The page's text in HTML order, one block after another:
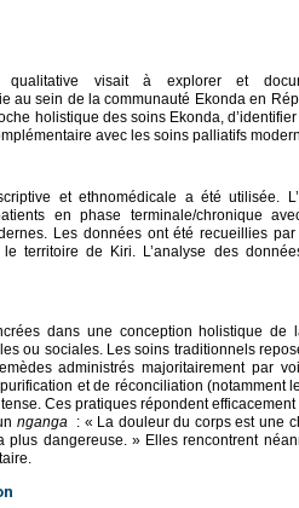
qualitative visait à explorer et
au sein de la communauté Ekonda en
holistique des soins Ekonda,
avec les soins palliatifs
et ethnomédicale a été utilisée.
en phase terminale/chronique
Les données ont été recueillies
territoire de Kiri. L’analyse des
dans une conception holistique de
ou sociales. Les soins traditionnels
administrés majoritairement par
et de réconciliation (notamment
Ces pratiques répondent
nganga : « La douleur du corps est une
plus dangereuse. » Elles rencontrent